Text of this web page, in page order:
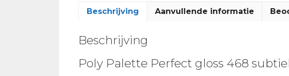
Beschrijving Aanvullende informatie
Beschrijving
Poly Palette Perfect gloss 468